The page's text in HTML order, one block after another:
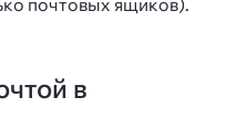
в